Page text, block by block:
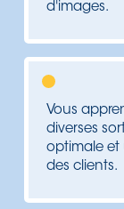
d'images.
Vous
diverses
optimale et
des clients.